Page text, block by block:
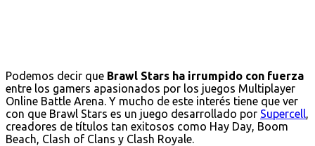
Podemos decir que Brawl Stars ha irrumpido con fuerza
entre los gamers apasionados por los juegos Multiplayer
Online Battle Arena. Y mucho de este interés tiene que ver
con que Brawl Stars es un juego desarrollado por Supercell,
creadores de títulos tan exitosos como Hay Day, Boom
Beach, Clash of Clans y Clash Royale.